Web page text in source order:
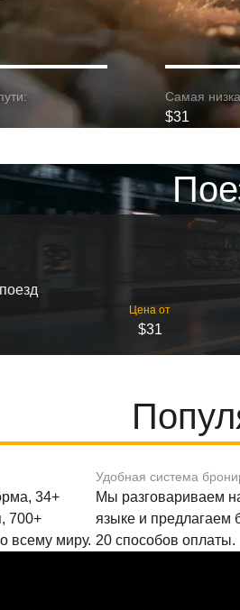
Самая
$31
Цена от
$31
34+
700+
всему миру.
Удобная система
Мы разговариваем
языке и предлагаем
20 способов оплаты.